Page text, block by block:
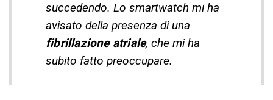
succedendo. Lo smartwatch mi ha
avisato della presenza di una
fibrillazione atriale, che mi ha
subito fatto preoccupare.